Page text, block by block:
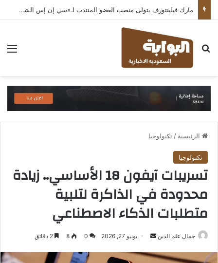
مارك فيلينتورف يتولى منصب العضو المنتدب لـ«سي إن إس الشرق الأوسط» ويشرف على شركات قطاع التكنولوجيا ضمن مجموعة غباش
بحث عن
الرئيسية / تكنولوجيا
تكنولوجيا
تسريبات آيفون 18 الأساسي.. زيادة
محدودة في الذاكرة لتلبية
متطلبات الذكاء الاصطناعي
جمال علم الدين
أرسل
إلكترونيا
يونيو 27, 2026 0
8